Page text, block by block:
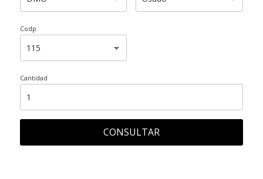
Codp
Cantidad
CONSULTAR